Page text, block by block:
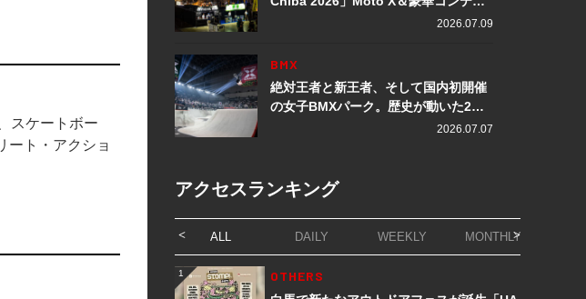
スケートボー
ート・アクショ
2026.07.09
BMX
絶対王者と新王者、そして国内初開催
の女子BMXパーク。歴史が動いた2日
2026.07.07
アクセスランキング
ALL DAILY WEEKLY MONTHLY
1 OTHERS